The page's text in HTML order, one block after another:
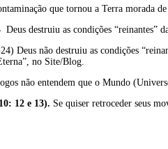
que tornou a Terra morada
Deus destruiu as condições “reinantes”
Deus não destruiu as condições
no Site/Blog.
não entendem que o Mundo
12 e 13). Se quiser retroceder seus